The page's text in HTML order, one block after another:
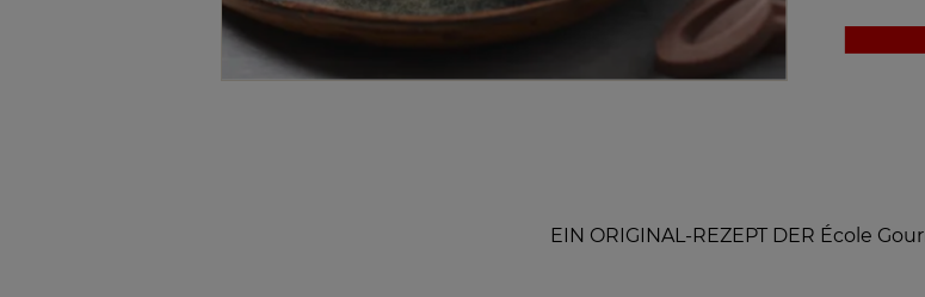
EIN ORIGINAL-REZEPT DER École